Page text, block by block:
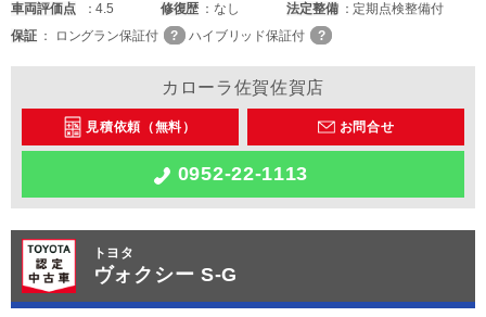
車両評価点 4.5 修復歴 なし 法定整備
定期点検整備付
保証
ロングラン保証付 ハイブリッド保証付
カローラ佐賀佐賀店
見積依頼（無料） お問合せ
0952-22-1113
トヨタ
ヴォクシー S-G